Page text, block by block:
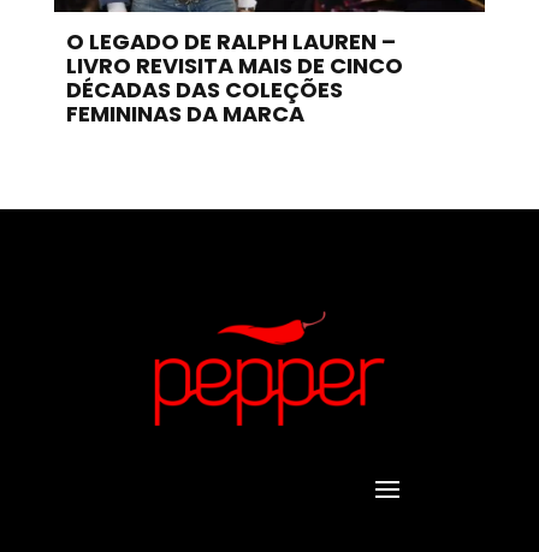
O LEGADO DE RALPH LAUREN –
LIVRO REVISITA MAIS DE CINCO
DÉCADAS DAS COLEÇÕES
FEMININAS DA MARCA